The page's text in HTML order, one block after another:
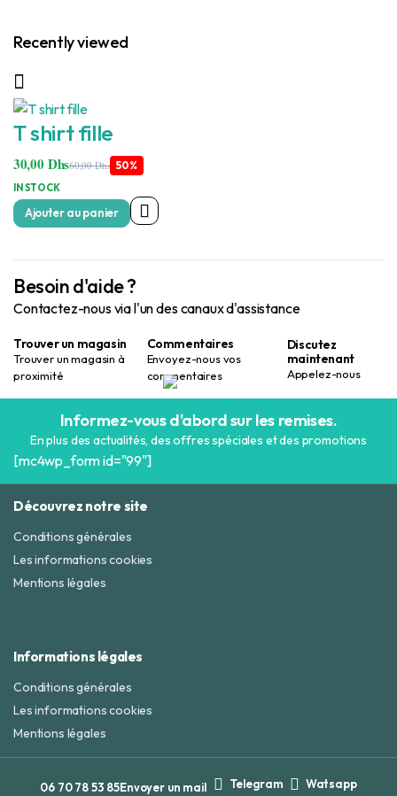
Recently viewed
T shirt fille
60,00Dhs
Le
initial
était :
60,00 Dhs.
30,00Dhs
Le
actuel
est :
30,00 Dhs.
50%
IN STOCK
Ajouter au panier
Besoin d'aide ?
Contactez-nous via l'un des canaux d'assistance
Trouver un magasin
Trouver un magasin à
proximité
Commentaires
Envoyez-nous vos
commentaires
Discutez
maintenant
Appelez-nous
Informez-vous d'abord sur les remises.
En plus des actualités, des offres spéciales et des promotions
[mc4wp_form id="99"]
Découvrez notre site
Conditions générales
Les informations cookies
Mentions légales
Informations légales
Conditions générales
Les informations cookies
Mentions légales
06 70 78 53 85Envoyer un mail Telegram Watsapp